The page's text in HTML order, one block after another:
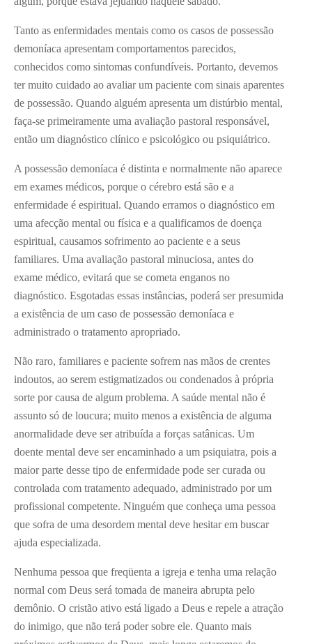
Tanto as enfermidades mentais como os casos de possessão
demoníaca apresentam comportamentos parecidos,
conhecidos como sintomas confundíveis. Portanto, devemos
ter muito cuidado ao avaliar um paciente com sinais aparentes
de possessão. Quando alguém apresenta um distúrbio mental,
faça-se primeiramente uma avaliação pastoral responsável,
então um diagnóstico clínico e psicológico ou psiquiátrico.
A possessão demoníaca é distinta e normalmente não aparece
em exames médicos, porque o cérebro está são e a
enfermidade é espiritual. Quando erramos o diagnóstico em
uma afecção mental ou física e a qualificamos de doença
espiritual, causamos sofrimento ao paciente e a seus
familiares. Uma avaliação pastoral minuciosa, antes do
exame médico, evitará que se cometa enganos no
diagnóstico. Esgotadas essas instâncias, poderá ser presumida
a existência de um caso de possessão demoníaca e
administrado o tratamento apropriado.
Não raro, familiares e paciente sofrem nas mãos de crentes
indoutos, ao serem estigmatizados ou condenados à própria
sorte por causa de algum problema. A saúde mental não é
assunto só de loucura; muito menos a existência de alguma
anormalidade deve ser atribuída a forças satânicas. Um
doente mental deve ser encaminhado a um psiquiatra, pois a
maior parte desse tipo de enfermidade pode ser curada ou
controlada com tratamento adequado, administrado por um
profissional competente. Ninguém que conheça uma pessoa
que sofra de uma desordem mental deve hesitar em buscar
ajuda especializada.
Nenhuma pessoa que freqüenta a igreja e tenha uma relação
normal com Deus será tomada de maneira abrupta pelo
demônio. O cristão ativo está ligado a Deus e repele a atração
do inimigo, que não terá poder sobre ele. Quanto mais